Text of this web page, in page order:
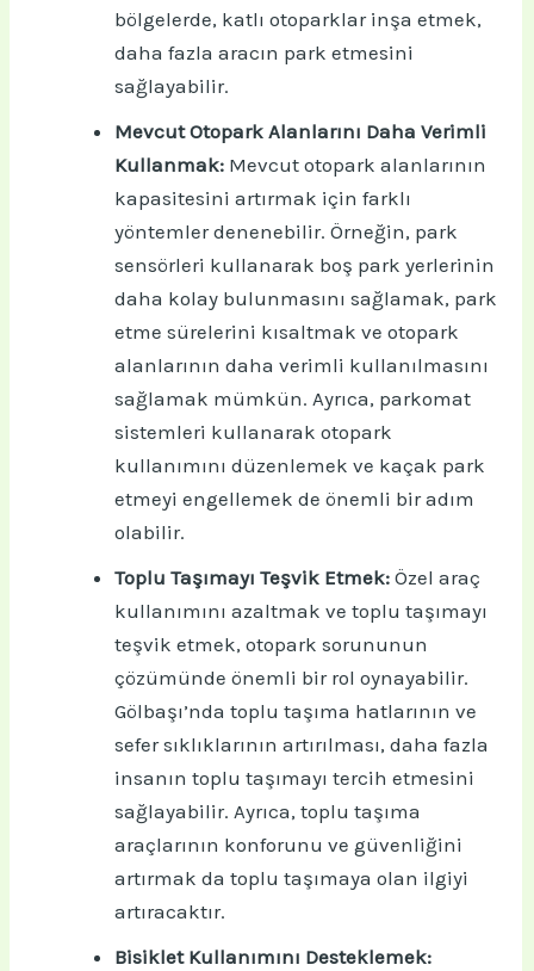
bölgelerde, katlı otoparklar inşa etmek,
daha fazla aracın park etmesini
sağlayabilir.
Mevcut Otopark Alanlarını Daha Verimli
Kullanmak: Mevcut otopark alanlarının
kapasitesini artırmak için farklı
yöntemler denenebilir. Örneğin, park
sensörleri kullanarak boş park yerlerinin
daha kolay bulunmasını sağlamak, park
etme sürelerini kısaltmak ve otopark
alanlarının daha verimli kullanılmasını
sağlamak mümkün. Ayrıca, parkomat
sistemleri kullanarak otopark
kullanımını düzenlemek ve kaçak park
etmeyi engellemek de önemli bir adım
olabilir.
Toplu Taşımayı Teşvik Etmek: Özel araç
kullanımını azaltmak ve toplu taşımayı
teşvik etmek, otopark sorununun
çözümünde önemli bir rol oynayabilir.
Gölbaşı’nda toplu taşıma hatlarının ve
sefer sıklıklarının artırılması, daha fazla
insanın toplu taşımayı tercih etmesini
sağlayabilir. Ayrıca, toplu taşıma
araçlarının konforunu ve güvenliğini
artırmak da toplu taşımaya olan ilgiyi
artıracaktır.
Bisiklet Kullanımını Desteklemek: